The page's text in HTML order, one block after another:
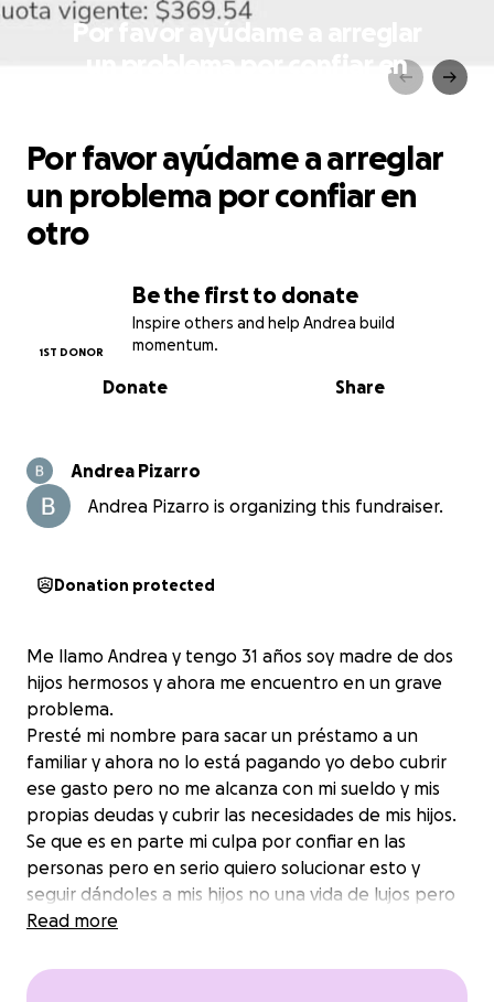
Por favor ayúdame a arreglar
un problema por confiar en
Be the first to donate
Inspire others and help Andrea build
momentum.
1ST DONOR
Share
Donate
Por favor ayúdame a arreglar
un problema por confiar en
otro
Andrea Pizarro
Andrea Pizarro is organizing this fundraiser.
Donation protected
Me llamo Andrea y tengo 31 años soy madre de dos
hijos hermosos y ahora me encuentro en un grave
problema.
Presté mi nombre para sacar un préstamo a un
familiar y ahora no lo está pagando yo debo cubrir
ese gasto pero no me alcanza con mi sueldo y mis
propias deudas y cubrir las necesidades de mis hijos.
Se que es en parte mi culpa por confiar en las
personas pero en serio quiero solucionar esto y
seguir dándoles a mis hijos no una vida de lujos pero
si una vida tranquila sin preocupaciones constantes.
Read more